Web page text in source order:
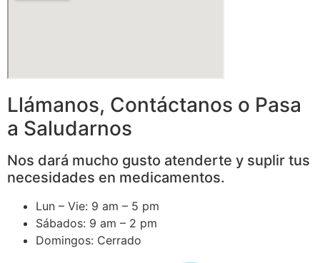
Llámanos, Contáctanos o Pasa
a Saludarnos
Nos dará mucho gusto atenderte y suplir tus
necesidades en medicamentos.
Lun – Vie: 9 am – 5 pm
Sábados: 9 am – 2 pm
Domingos: Cerrado